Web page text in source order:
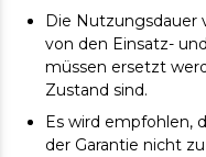
Die Nutzungsdauer
von den Einsatz-
müssen ersetzt
Zustand sind.
Es wird empfohlen,
der Garantie nicht